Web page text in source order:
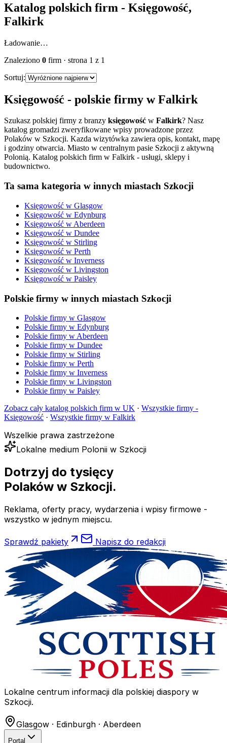
Katalog polskich firm - Księgowość,
Falkirk
Ładowanie…
Znaleziono 0 firm · strona 1 z 1
Sortuj:
Księgowość - polskie firmy wFalkirk
Szukasz polskiej firmy z branzy księgowość w Falkirk? Nasz
katalog gromadzi zweryfikowane wpisy prowadzone przez
Polaków w Szkocji. Kazda wizytówka zawiera opis, kontakt, mapę
i godziny otwarcia. Miasto w centralnym pasie Szkocji z aktywną
Polonią. Katalog polskich firm w Falkirk - usługi, sklepy i
budownictwo.
Ta sama kategoria w innych miastach Szkocji
Księgowość w Glasgow
Księgowość w Edynburg
Księgowość w Aberdeen
Księgowość w Dundee
Księgowość w Stirling
Księgowość w Perth
Księgowość w Inverness
Księgowość w Livingston
Księgowość w Paisley
Polskie firmy w innych miastach Szkocji
Polskie firmy w Glasgow
Polskie firmy w Edynburg
Polskie firmy w Aberdeen
Polskie firmy w Dundee
Polskie firmy w Stirling
Polskie firmy w Perth
Polskie firmy w Inverness
Polskie firmy w Livingston
Polskie firmy w Paisley
Zobacz cały katalog polskich firm w UK · Wszystkie firmy -
Księgowość · Wszystkie firmy w Falkirk
Wszelkie prawa zastrzeżone
Lokalne medium Polonii w Szkocji
Dotrzyj do tysięcy
Polaków w Szkocji.
Reklama, oferty pracy, wydarzenia i wpisy firmowe -
wszystko w jednym miejscu.
Sprawdź pakiety Napisz do redakcji
Lokalne centrum informacji dla polskiej diaspory w
Szkocji.
Glasgow · Edinburgh · Aberdeen
Portal